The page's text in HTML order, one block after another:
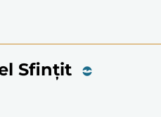
Sfințit